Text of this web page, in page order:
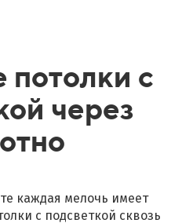
с
через
каждая мелочь имеет
с подсветкой сквозь